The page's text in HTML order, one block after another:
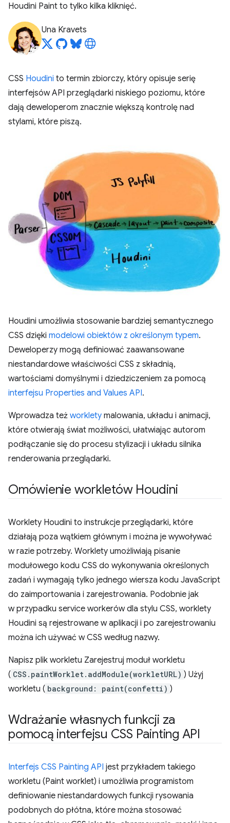
Houdini Paint to tylko kilka kliknięć.
Una Kravets
CSS Houdini to termin zbiorczy, który opisuje serię
interfejsów API przeglądarki niskiego poziomu, które
dają deweloperom znacznie większą kontrolę nad
stylami, które piszą.
Houdini umożliwia stosowanie bardziej semantycznego
CSS dzięki modelowi obiektów z określonym typem.
Deweloperzy mogą definiować zaawansowane
niestandardowe właściwości CSS z składnią,
wartościami domyślnymi i dziedziczeniem za pomocą
interfejsu Properties and Values API.
Wprowadza też worklety malowania, układu i animacji,
które otwierają świat możliwości, ułatwiając autorom
podłączanie się do procesu stylizacji i układu silnika
renderowania przeglądarki.
Omówienie workletów Houdini
Worklety Houdini to instrukcje przeglądarki, które
działają poza wątkiem głównym i można je wywoływać
w razie potrzeby. Worklety umożliwiają pisanie
modułowego kodu CSS do wykonywania określonych
zadań i wymagają tylko jednego wiersza kodu JavaScript
do zaimportowania i zarejestrowania. Podobnie jak
w przypadku service workerów dla stylu CSS, worklety
Houdini są rejestrowane w aplikacji i po zarejestrowaniu
można ich używać w CSS według nazwy.
Napisz plik workletu Zarejestruj moduł workletu
( CSS.paintWorklet.addModule(workletURL) ) Użyj
workletu ( background: paint(confetti) )
Wdrażanie własnych funkcji za
pomocą interfejsu CSS Painting API
Interfejs CSS Painting API jest przykładem takiego
workletu (Paint worklet) i umożliwia programistom
definiowanie niestandardowych funkcji rysowania
podobnych do płótna, które można stosować